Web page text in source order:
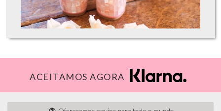
ACEITAMOS AGORA